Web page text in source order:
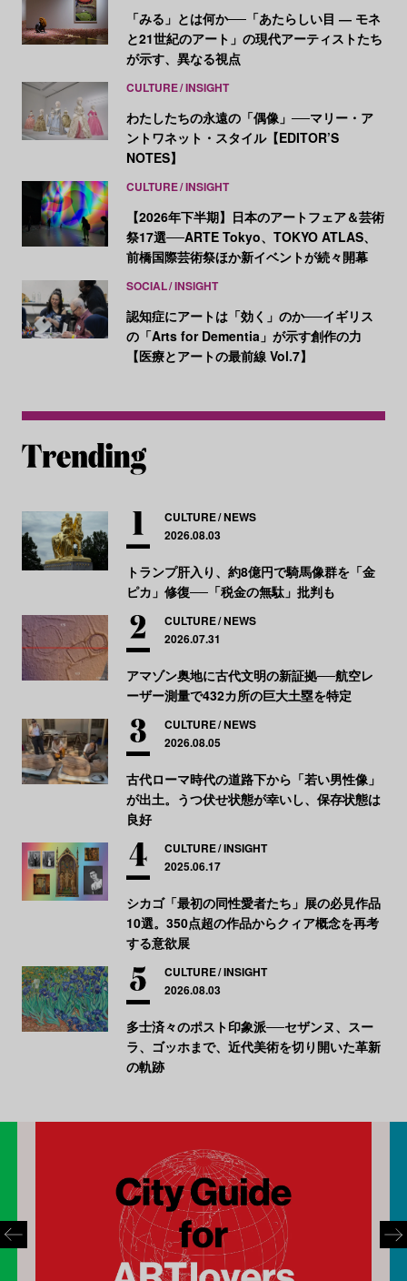
「みる」とは何か──「あたらしい目 ― モネ
と21世紀のアート」の現代アーティストたち
が示す、異なる視点
CULTURE INSIGHT
わたしたちの永遠の「偶像」──マリー・ア
ントワネット・スタイル【EDITOR’S
NOTES】
CULTURE INSIGHT
【2026年下半期】日本のアートフェア＆芸術
祭17選──ARTE Tokyo、TOKYO ATLAS、
前橋国際芸術祭ほか新イベントが続々開幕
SOCIAL INSIGHT
認知症にアートは「効く」のか──イギリス
の「Arts for Dementia」が示す創作の力
【医療とアートの最前線 Vol.7】
CULTURE NEWS
2026.08.03
トランプ肝入り、約8億円で騎馬像群を「金
ピカ」修復──「税金の無駄」批判も
CULTURE NEWS
2026.07.31
アマゾン奥地に古代文明の新証拠──航空レ
ーザー測量で432カ所の巨大土塁を特定
CULTURE NEWS
2026.08.05
古代ローマ時代の道路下から「若い男性像」
が出土。うつ伏せ状態が幸いし、保存状態は
良好
CULTURE INSIGHT
2025.06.17
シカゴ「最初の同性愛者たち」展の必見作品
10選。350点超の作品からクィア概念を再考
する意欲展
CULTURE INSIGHT
2026.08.03
多士済々のポスト印象派──セザンヌ、スー
ラ、ゴッホまで、近代美術を切り開いた革新
の軌跡